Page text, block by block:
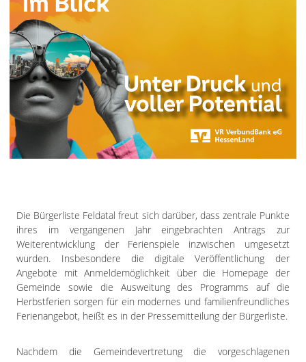
Schwalm
Fulda
Gießen
Impressum
Datenschutzerklärung
Die Bürgerliste Feldatal freut sich darüber, dass zentrale Punkte
ihres im vergangenen Jahr eingebrachten Antrags zur
Weiterentwicklung der Ferienspiele inzwischen umgesetzt
wurden. Insbesondere die digitale Veröffentlichung der
Angebote mit Anmeldemöglichkeit über die Homepage der
Gemeinde sowie die Ausweitung des Programms auf die
Herbstferien sorgen für ein modernes und familienfreundliches
Ferienangebot, heißt es in der Pressemitteilung der Bürgerliste.
Nachdem die Gemeindevertretung die vorgeschlagenen